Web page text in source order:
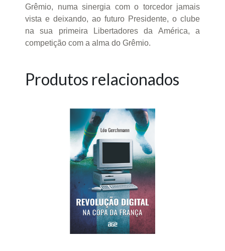
Grêmio, numa sinergia com o torcedor jamais
vista e deixando, ao futuro Presidente, o clube
na sua primeira Libertadores da América, a
competição com a alma do Grêmio.
Produtos relacionados